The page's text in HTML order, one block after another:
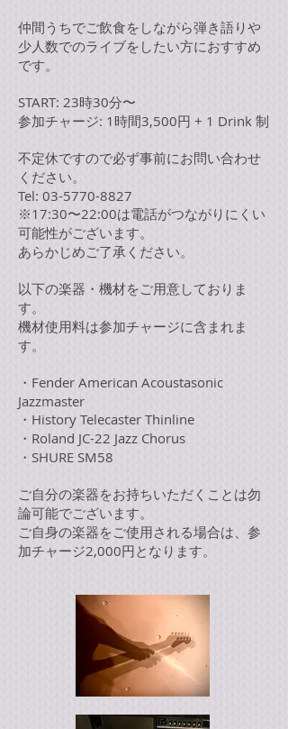
仲間うちでご飲食をしながら弾き語りや
少人数でのライブをしたい方におすすめ
です。
START: 23時30分〜
参加チャージ: 1時間3,500円 + 1 Drink 制
不定休ですので必ず事前にお問い合わせ
ください。
Tel: 03-5770-8827
※17:30〜22:00は電話がつながりにくい
可能性がございます。
あらかじめご了承ください。
以下の楽器・機材をご用意しておりま
す。
​機材使用料は参加チャージに含まれま
す。
・Fender American Acoustasonic
Jazzmaster
​・History Telecaster Thinline
・Roland JC-22 Jazz Chorus
​・SHURE SM58
ご自分の楽器をお持ちいただくことは勿
論可能でございます。
​ご自身の楽器をご使用される場合は、参
加チャージ2,000円となります。